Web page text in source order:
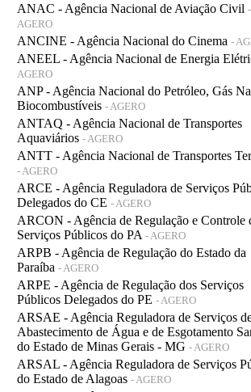
ANAC - Agência Nacional de Aviação Civil -
AGERO
ANCINE - Agência Nacional do Cinema -
ANEEL - Agência Nacional de Energia
AGERO
ANP - Agência Nacional do Petróleo, Gás
Biocombustíveis - AGERO
ANTAQ - Agência Nacional de Transportes
Aquaviários - AGERO
ANTT - Agência Nacional de Transportes
- AGERO
ARCE - Agência Reguladora de Serviços
Delegados do CE - AGERO
ARCON - Agência de Regulação e Controle
Serviços Públicos do PA - AGERO
ARPB - Agência de Regulação do Estado da
Paraíba - AGERO
ARPE - Agência de Regulação dos Serviços
Públicos Delegados do PE - AGERO
ARSAE - Agência Reguladora de Serviços
Abastecimento de Água e de Esgotamento
do Estado de Minas Gerais - MG - AGERO
ARSAL - Agência Reguladora de Serviços
do Estado de Alagoas - AGERO